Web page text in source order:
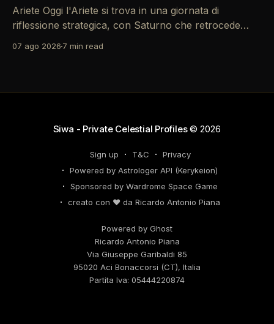
Ariete Oggi l'Ariete si trova in una giornata di
riflessione strategica, con Saturno che retrocede
riconsiderare il tuo personal brand e l'engagement
07 ago 2026 7 min read
Siwa - Private Celestial Profiles© 2026
Sign up T&C
Privacy
Powered by Astrologer API (Kerykeion)
Sponsored by Wardrome Space Game
creato con ❤️ da Ricardo Antonio Piana
Powered by Ghost
Ricardo Antonio Piana
Via Giuseppe Garibaldi 85
95020 Aci Bonaccorsi (CT), Italia
Partita Iva: 05444220874